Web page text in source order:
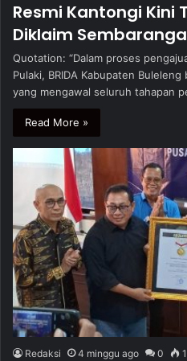
Resmi Kantongi Kini
Diklaim
Quotation: “Dalam proses
Pulaki, BRIDA Kabupaten
yang mengawal seluruh tahapan
Read More »
Redaksi 4 minggu ago 0